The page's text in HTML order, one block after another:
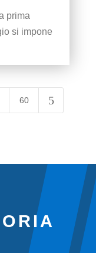
prima
si impone
60 5